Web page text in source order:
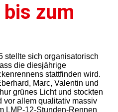
zum
stellte sich organisatorisch
die diesjährige
stattfinden wird.
Marc, Valentin und
grünes Licht und stockten
vor allem qualitativ massiv
LMP-12-Stunden-Rennen